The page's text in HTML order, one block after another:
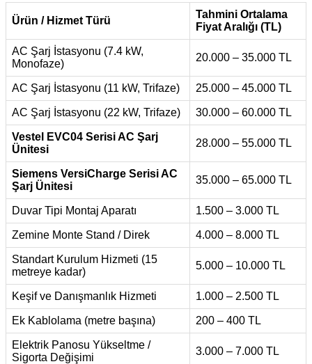
Ürün / Hizmet Türü
Tahmini Ortalama
Fiyat Aralığı (TL)
AC Şarj İstasyonu (7.4 kW,
Monofaze)
20.000 – 35.000 TL
AC Şarj İstasyonu (11 kW, Trifaze) 25.000 – 45.000 TL
AC Şarj İstasyonu (22 kW, Trifaze) 30.000 – 60.000 TL
Vestel EVC04 Serisi AC Şarj
Ünitesi
28.000 – 55.000 TL
Siemens VersiCharge Serisi AC
Şarj Ünitesi
35.000 – 65.000 TL
Duvar Tipi Montaj Aparatı 1.500 – 3.000 TL
Zemine Monte Stand / Direk 4.000 – 8.000 TL
Standart Kurulum Hizmeti (15
metreye kadar)
5.000 – 10.000 TL
Keşif ve Danışmanlık Hizmeti 1.000 – 2.500 TL
Ek Kablolama (metre başına) 200 – 400 TL
Elektrik Panosu Yükseltme /
Sigorta Değişimi
3.000 – 7.000 TL